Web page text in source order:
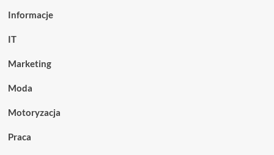
Informacje
IT
Marketing
Moda
Motoryzacja
Praca